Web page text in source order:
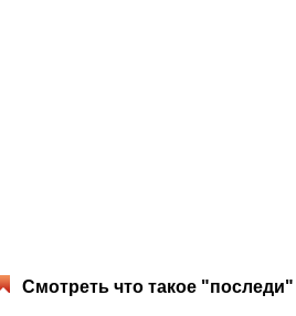
Смотреть что такое